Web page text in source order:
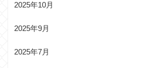
2025年10月
2025年9月
2025年7月